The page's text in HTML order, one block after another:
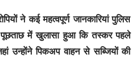
ने कई महत्वपूर्ण जानकारियां पुलिस
पूछताछ में खुलासा हुआ कि तस्कर पहले
उन्होंने पिकअप वाहन से सब्जियों की